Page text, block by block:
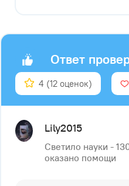
Ответ
4 (12 оценок)
Lily2015
Светило науки -
оказано помощи